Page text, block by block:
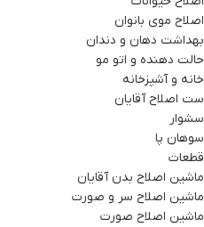
اصلاح موی بانوان
بهداشت دهان و دندان
حالت دهنده و اتو مو
خانه و آشپزخانه
ست اصلاح آقایان
سشوار
سوهان پا
قطعات
ماشین اصلاح بدن آقایان
ماشین اصلاح سر و صورت
ماشین اصلاح صورت